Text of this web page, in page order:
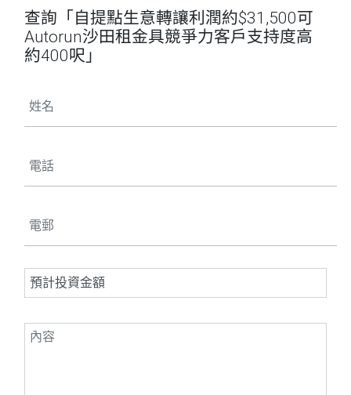
查詢「自提點生意轉讓利潤約$31,500可
Autorun沙田租金具競爭力客戶支持度高
約400呎」